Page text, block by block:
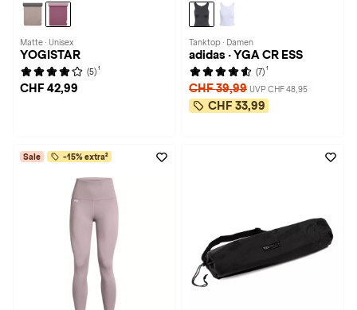
Matte · Unisex
YOGISTAR
(5) 1
CHF 42,99
Tanktop · Damen
adidas · YGA CR ESS
(7) 1
CHF 39,99 UVP CHF 48,95
CHF 33,99
Sale -15% extra²